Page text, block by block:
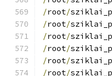
/root/
/root/
/root/
/root/
/root/
/root/